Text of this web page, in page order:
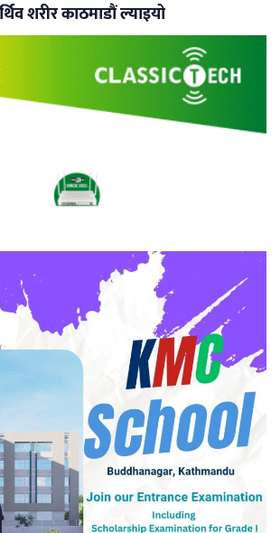
शरीर काठमाडौं ल्याइयो